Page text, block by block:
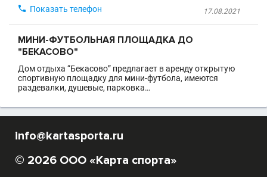
17.08.2021
 Показать телефон
МИНИ-ФУТБОЛЬНАЯ ПЛОЩАДКА ДО
"БЕКАСОВО"
Дом отдыха “Бекасово” предлагает в аренду открытую
спортивную площадку для мини-футбола, имеются
раздевалки, душевые, парковка…
info@kartasporta.ru
© 2026 ООО «Карта спорта»